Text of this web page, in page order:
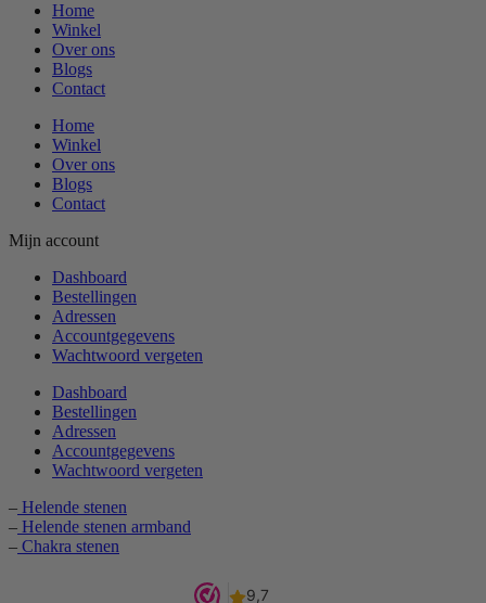
Home
Winkel
Over ons
Blogs
Contact
Home
Winkel
Over ons
Blogs
Contact
Mijn account
Dashboard
Bestellingen
Adressen
Accountgegevens
Wachtwoord vergeten
Dashboard
Bestellingen
Adressen
Accountgegevens
Wachtwoord vergeten
– Helende stenen
– Helende stenen armband
– Chakra stenen